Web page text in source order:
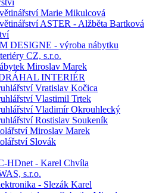
Marie Mikulcová
ASTER - Alžběta Bartková
DESIGNE - výroba nábytku
CZ, s.r.o.
Miroslav Marek
INTERIÉR
Vratislav Kočica
Vlastimil Trtek
Vladimír Okrouhlecký
Rostislav Soukeník
Miroslav Marek
Slovák
HDnet - Karel Chvíla
s.r.o.
- Slezák Karel